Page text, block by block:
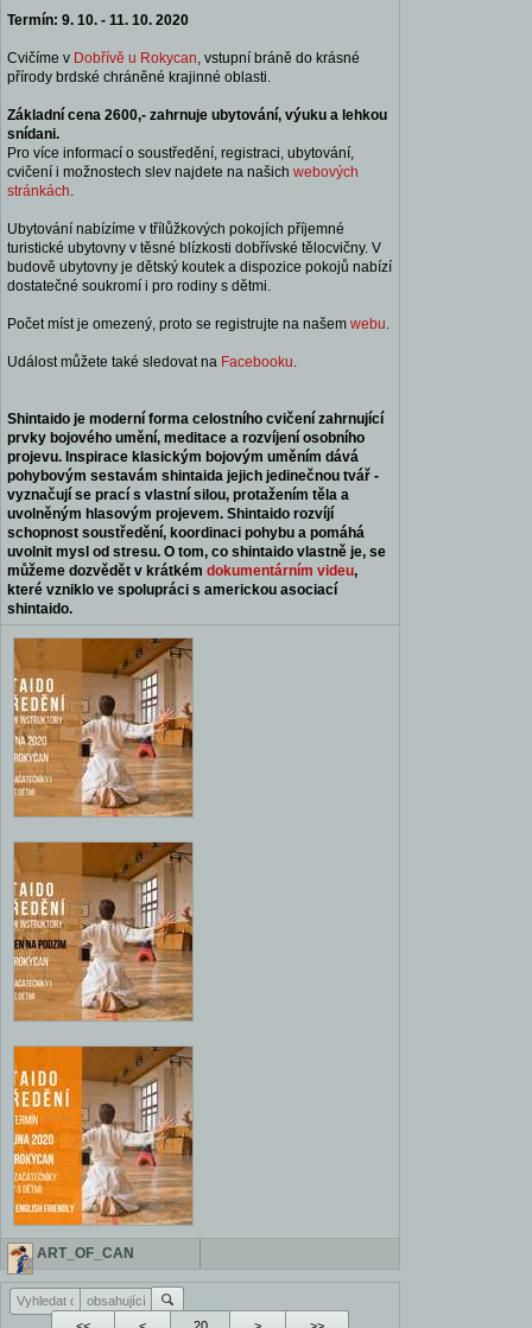
Termín: 9. 10. - 11. 10. 2020
Cvičíme v Dobřívě u Rokycan, vstupní bráně do krásné
přírody brdské chráněné krajinné oblasti.
Základní cena 2600,- zahrnuje ubytování, výuku a lehkou
snídani.
Pro více informací o soustředění, registraci, ubytování,
cvičení i možnostech slev najdete na našich webových
stránkách.
Ubytování nabízíme v třílůžkových pokojích příjemné
turistické ubytovny v těsné blízkosti dobřívské tělocvičny. V
budově ubytovny je dětský koutek a dispozice pokojů nabízí
dostatečné soukromí i pro rodiny s dětmi.
Počet míst je omezený, proto se registrujte na našem webu.
Událost můžete také sledovat na Facebooku.
Shintaido je moderní forma celostního cvičení zahrnující
prvky bojového umění, meditace a rozvíjení osobního
projevu. Inspirace klasickým bojovým uměním dává
pohybovým sestavám shintaida jejich jedinečnou tvář -
vyznačují se prací s vlastní silou, protažením těla a
uvolněným hlasovým projevem. Shintaido rozvíjí
schopnost soustředění, koordinaci pohybu a pomáhá
uvolnit mysl od stresu. O tom, co shintaido vlastně je, se
můžeme dozvědět v krátkém dokumentárním videu,
které vzniklo ve spolupráci s americkou asociací
shintaido.
ART_OF_CAN